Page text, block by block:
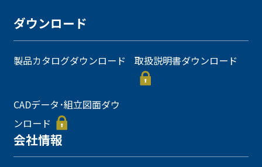
ダウンロード
製品カタログダウンロード 取扱説明書ダウンロード
CADデータ･組立図面ダウ
ンロード
会社情報